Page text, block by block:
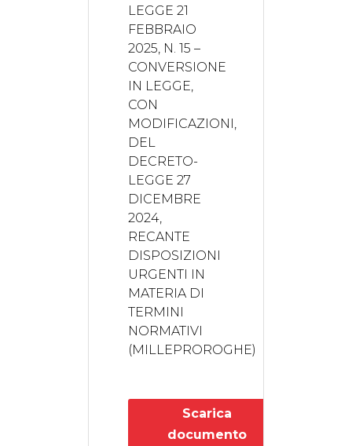
LEGGE 21
FEBBRAIO
2025, N. 15 –
CONVERSIONE
IN LEGGE,
CON
MODIFICAZIONI,
DEL
DECRETO-
LEGGE 27
DICEMBRE
2024,
RECANTE
DISPOSIZIONI
URGENTI IN
MATERIA DI
TERMINI
NORMATIVI
(MILLEPROROGHE)
Scarica
documento